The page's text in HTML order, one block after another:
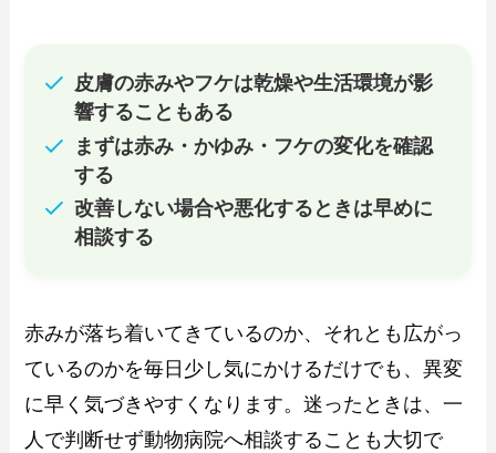
皮膚の赤みやフケは乾燥や生活環境が影
響することもある
まずは赤み・かゆみ・フケの変化を確認
する
改善しない場合や悪化するときは早めに
相談する
赤みが落ち着いてきているのか、それとも広がっ
ているのかを毎日少し気にかけるだけでも、異変
に早く気づきやすくなります。迷ったときは、一
人で判断せず動物病院へ相談することも大切で